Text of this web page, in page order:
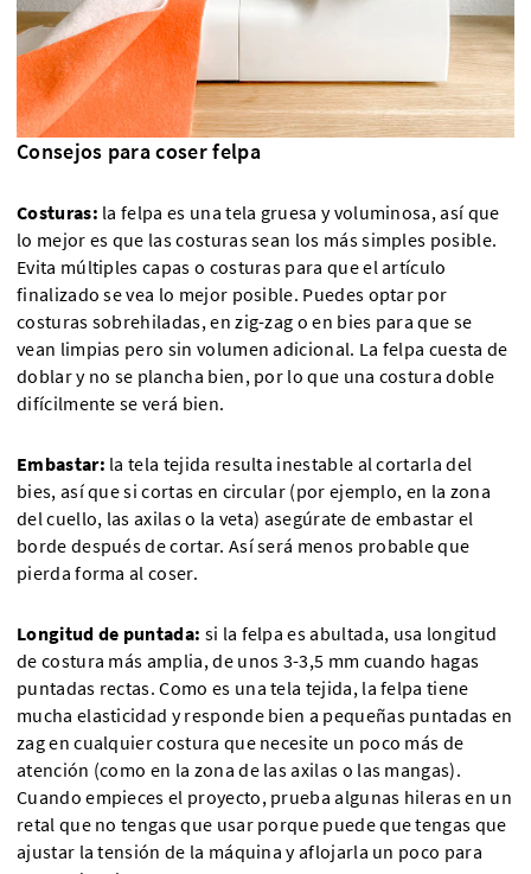
Consejos para coser felpa
Costuras: la felpa es una tela gruesa y voluminosa, así que
lo mejor es que las costuras sean los más simples posible.
Evita múltiples capas o costuras para que el artículo
finalizado se vea lo mejor posible. Puedes optar por
costuras sobrehiladas, en zig-zag o en bies para que se
vean limpias pero sin volumen adicional. La felpa cuesta de
doblar y no se plancha bien, por lo que una costura doble
difícilmente se verá bien.
Embastar: la tela tejida resulta inestable al cortarla del
bies, así que si cortas en circular (por ejemplo, en la zona
del cuello, las axilas o la veta) asegúrate de embastar el
borde después de cortar. Así será menos probable que
pierda forma al coser.
Longitud de puntada: si la felpa es abultada, usa longitud
de costura más amplia, de unos 3-3,5 mm cuando hagas
puntadas rectas. Como es una tela tejida, la felpa tiene
mucha elasticidad y responde bien a pequeñas puntadas en
zag en cualquier costura que necesite un poco más de
atención (como en la zona de las axilas o las mangas).
Cuando empieces el proyecto, prueba algunas hileras en un
retal que no tengas que usar porque puede que tengas que
ajustar la tensión de la máquina y aflojarla un poco para